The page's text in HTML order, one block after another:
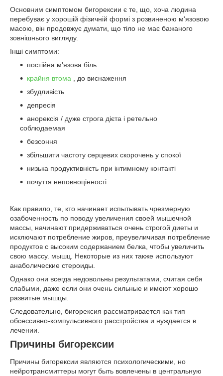
Основним симптомом бигорексии є те, що, хоча людина
перебуває у хорошій фізичній формі з розвиненою м'язовою
масою, він продовжує думати, що тіло не має бажаного
зовнішнього вигляду.
Інші симптоми:
постійна м'язова біль
крайня втома , до виснаження
збудливість
депресія
анорексія / дуже строга дієта і ретельно
соблюдаемая
безсоння
збільшити частоту серцевих скорочень у спокої
низька продуктивність при інтимному контакті
почуття неповноцінності
Как правило, те, кто начинает испытывать чрезмерную
озабоченность по поводу увеличения своей мышечной
массы, начинают придерживаться очень строгой диеты и
исключают потребление жиров, преувеличивая потребление
продуктов с высоким содержанием белка, чтобы увеличить
свою массу. мышц. Некоторые из них также используют
анаболические стероиды.
Однако они всегда недовольны результатами, считая себя
слабыми, даже если они очень сильные и имеют хорошо
развитые мышцы.
Следовательно, бигорексия рассматривается как тип
обсессивно-компульсивного расстройства и нуждается в
лечении.
Причины бигорексии
Причины бигорексии являются психологическими, но
нейротрансмиттеры могут быть вовлечены в центральную